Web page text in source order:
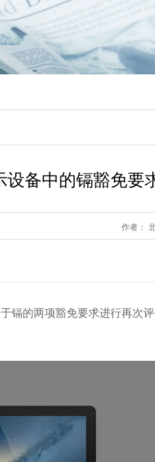
备中的镉豁免要
作者：
的两项豁免要求进行再次